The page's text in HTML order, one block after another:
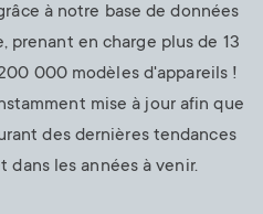
à notre base de données
prenant en charge plus de 13
000 modèles d'appareils !
mise à jour afin que
des dernières tendances
les années à venir.